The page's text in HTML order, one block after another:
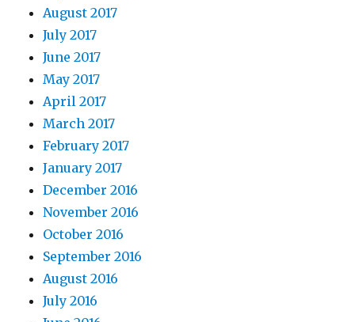
August 2017
July 2017
June 2017
May 2017
April 2017
March 2017
February 2017
January 2017
December 2016
November 2016
October 2016
September 2016
August 2016
July 2016